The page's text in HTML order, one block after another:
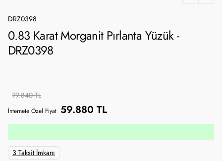
DRZ0398
0.83 Karat Morganit Pırlanta Yüzük -
DRZ0398
79.840 TL
İnternete Özel Fiyat 59.880 TL
3 Taksit İmkanı